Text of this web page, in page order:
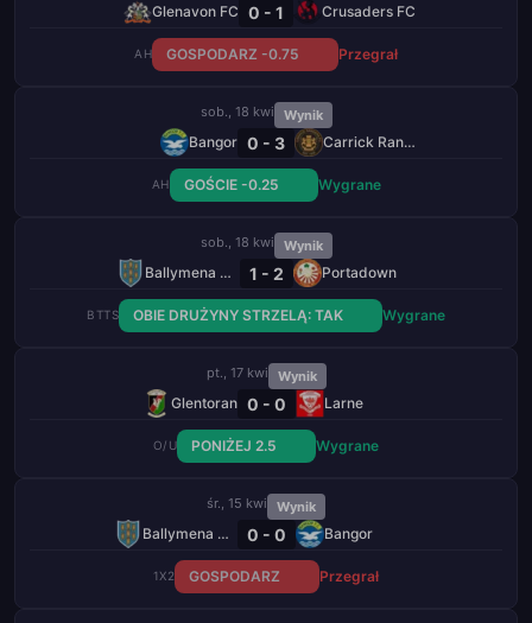
Glenavon FC 0 - 1 Crusaders FC
AH GOSPODARZ -0.75 Przegrał
sob., 18 kwi Wynik
Bangor 0 - 3 Carrick Rangers
AH GOŚCIE -0.25 Wygrane
sob., 18 kwi Wynik
Ballymena United 1 - 2 Portadown
BTTS OBIE DRUŻYNY STRZELĄ: TAK Wygrane
pt., 17 kwi Wynik
Glentoran 0 - 0 Larne
O/U PONIŻEJ 2.5 Wygrane
śr., 15 kwi Wynik
Ballymena United 0 - 0 Bangor
1X2 GOSPODARZ Przegrał